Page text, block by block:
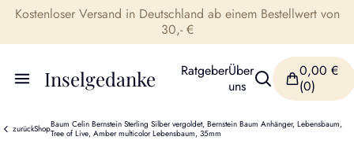
Kostenloser Versand in Deutschland ab einem Bestellwert von
30,- €
Inselgedanke RatgeberÜber
uns
0,00 €
(0)
zurückShopBaum Celin Bernstein Sterling Silber vergoldet, Bernstein Baum Anhänger, Lebensbaum,
Tree of Live, Amber multicolor Lebensbaum, 35mm